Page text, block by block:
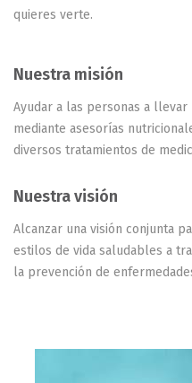
quieres verte.
Nuestra misión
Ayudar a las personas a
mediante asesorías
diversos tratamientos de
Nuestra visión
Alcanzar una visión conjunta
estilos de vida saludables a
la prevención de